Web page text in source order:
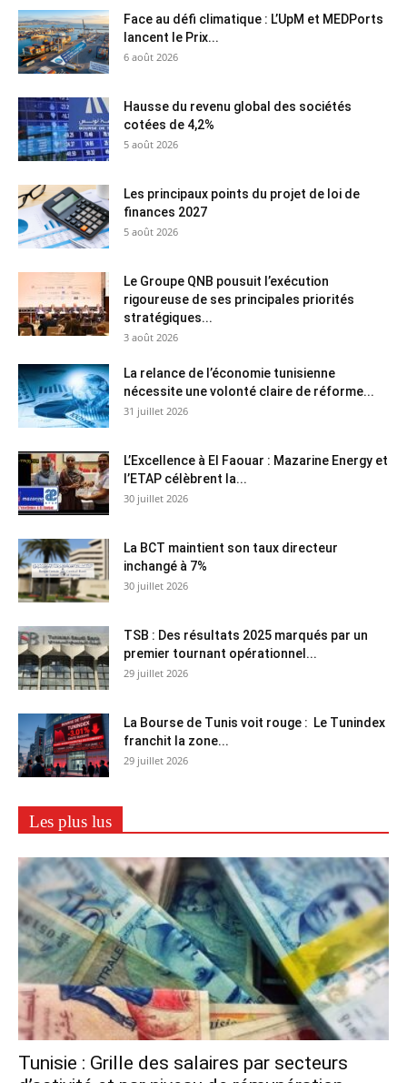
Face au défi climatique : L’UpM et MEDPorts
lancent le Prix...
6 août 2026
Hausse du revenu global des sociétés
cotées de 4,2%
5 août 2026
Les principaux points du projet de loi de
finances 2027
5 août 2026
Le Groupe QNB pousuit l’exécution
rigoureuse de ses principales priorités
stratégiques...
3 août 2026
La relance de l’économie tunisienne
nécessite une volonté claire de réforme...
31 juillet 2026
L’Excellence à El Faouar : Mazarine Energy et
l’ETAP célèbrent la...
30 juillet 2026
La BCT maintient son taux directeur
inchangé à 7%
30 juillet 2026
TSB : Des résultats 2025 marqués par un
premier tournant opérationnel...
29 juillet 2026
La Bourse de Tunis voit rouge : Le Tunindex
franchit la zone...
29 juillet 2026
Les plus lus
Tunisie : Grille des salaires par secteurs